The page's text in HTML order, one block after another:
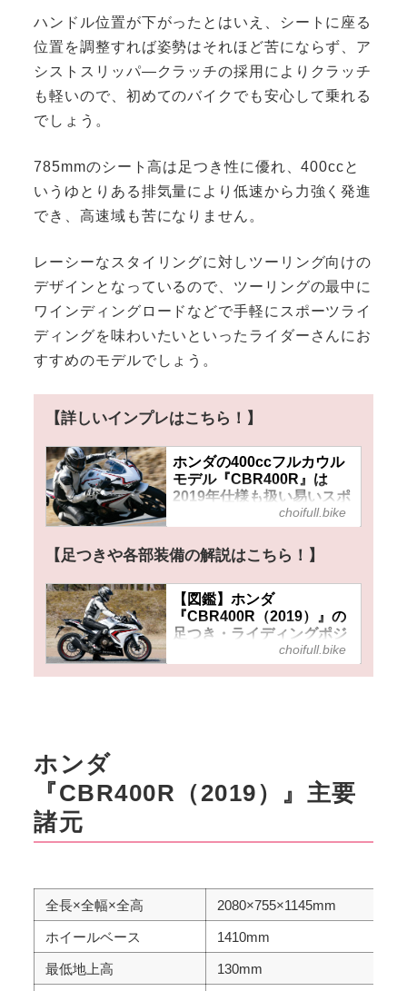
ハンドル位置が下がったとはいえ、シートに座る
位置を調整すれば姿勢はそれほど苦にならず、ア
シストスリッパ―クラッチの採用によりクラッチ
も軽いので、初めてのバイクでも安心して乗れる
でしょう。
785mmのシート高は足つき性に優れ、400ccと
いうゆとりある排気量により低速から力強く発進
でき、高速域も苦になりません。
レーシーなスタイリングに対しツーリング向けの
デザインとなっているので、ツーリングの最中に
ワインディングロードなどで手軽にスポーツライ
ディングを味わいたいといったライダーさんにお
すすめのモデルでしょう。
【詳しいインプレはこちら！】
ホンダの400ccフルカウル
モデル『CBR400R』は
2019年仕様も扱い易いスポ
ーツバイク！ 中古で狙って
いる方、当時のインプレ＆
評価をどうぞ！
choifull.bike
【足つきや各部装備の解説はこちら！】
【図鑑】ホンダ
『CBR400R（2019）』の
足つき・ライディングポジ
ションや各部装備はどうだ
った？
choifull.bike
ホンダ
『CBR400R（2019）』主要
諸元
全長×全幅×全高 2080×755×1145mm
ホイールベース 1410mm
最低地上高 130mm